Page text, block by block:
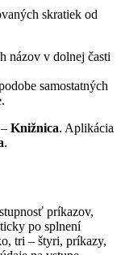
skratiek od
názov v dolnej časti
samostatných
Knižnica. Aplikácia
.
príkazov,
po splnení
tri – štyri, príkazy,